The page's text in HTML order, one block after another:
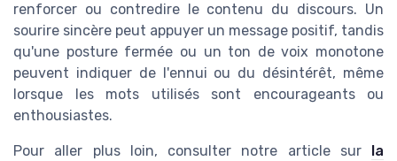
renforcer ou contredire le contenu du discours. Un
sourire sincère peut appuyer un message positif, tandis
qu'une posture fermée ou un ton de voix monotone
peuvent indiquer de l'ennui ou du désintérêt, même
lorsque les mots utilisés sont encourageants ou
enthousiastes.
Pour aller plus loin, consulter notre article sur
la